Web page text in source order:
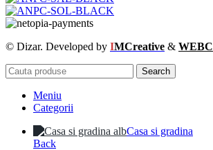
© Dizar. Developed by IMCreative & WEBC
Search
Meniu
Categorii
Casa si gradina
Back